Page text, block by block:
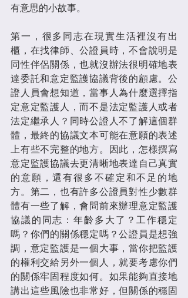
有意思的小故事。
第一，很多同志在現實生活裡沒有出
櫃，在找律師、公證員時，不會說明是
同性伴侶關係，也就沒辦法很明確地表
達委託和意定監護協議背後的顧慮。公
證人員會想知道，當事人為什麼選擇指
定意定監護人，而不是法定監護人或者
法定繼承人？同時公證人不了解這個群
體，最終的協議文本可能在意願的表述
上有些不完整的地方。因此，怎樣撰寫
意定監護協議去更清晰地表達自己真實
的意願，還有很多不確定和不足的地
方。第二，也有許多公證員對性少數群
體有一些了解，會問前來辦理意定監護
協議的同志：年齡多大了？工作穩定
嗎？你們的關係穩定嗎？公證員是想強
調，意定監護是一個大事，當你把監護
的權利交給另外一個人，就要考慮你們
的關係牢固程度如何。如果能夠直接地
講出這些風險也非常好，但關係的穩固